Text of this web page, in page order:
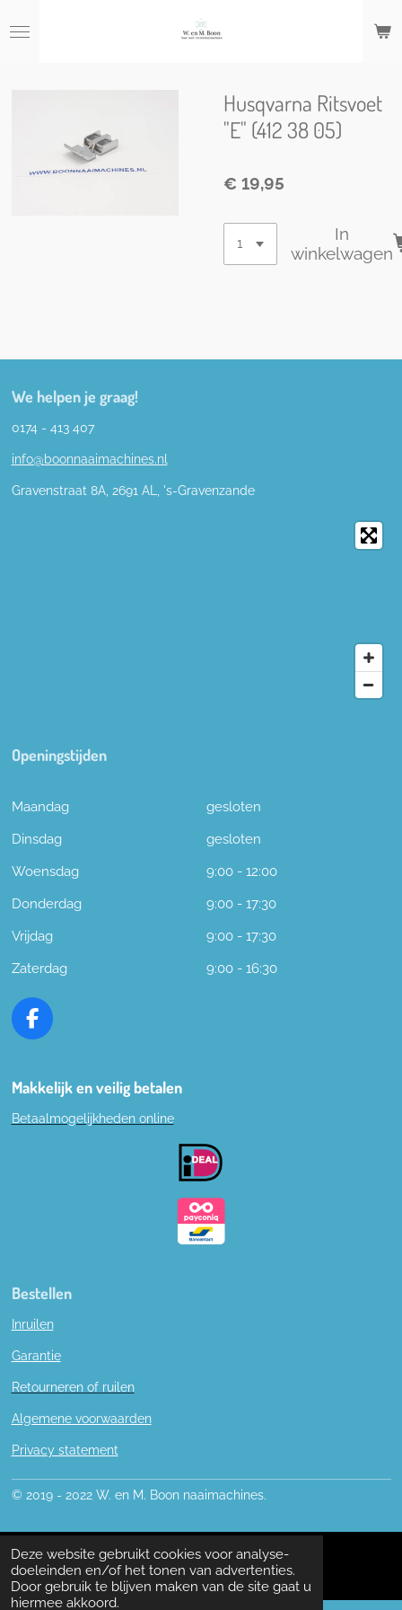
Deze website gebruikt cookies voor analyse-
doeleinden en/of het tonen van advertenties.
Door gebruik te blijven maken van de site gaat u
hiermee akkoord.
direct
Husqvarna Ritsvoet
"E" (412 38 05)
€ 19,95
In
winkelwagen
We helpen je graag!
0174 - 413 407
info@boonnaaimachines.nl
Gravenstraat 8A, 2691 AL, 's-Gravenzande
Openingstijden
Maandag
gesloten
Dinsdag
gesloten
Woensdag
9:00 - 12:00
Donderdag
9:00 - 17:30
Vrijdag
9:00 - 17:30
Zaterdag
9:00 - 16:30
F
e
o
Makkelijk en veilig betalen
Betaalmogelijkheden online
Bestellen
Inruilen
Garantie
Retourneren of ruilen
Algemene voorwaarden
Privacy statement
© 2019 - 2022 W. en M. Boon naaimachines.